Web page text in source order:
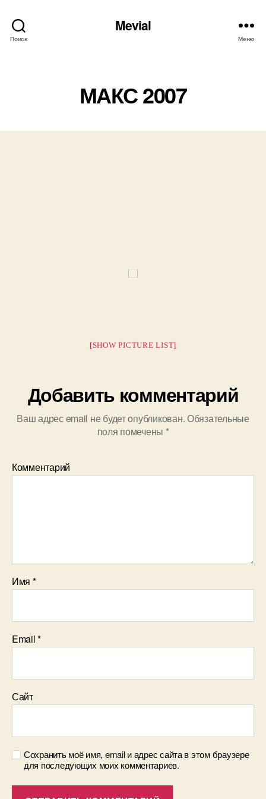
Поиск
Mevial
Меню
МАКС 2007
[SHOW PICTURE LIST]
Добавить комментарий
Ваш адрес email не будет опубликован.Обязательные
поля помечены *
Комментарий
Имя *
Email*
Сайт
Сохранить моё имя, email и адрес сайта в этом браузере
для последующих моих комментариев.